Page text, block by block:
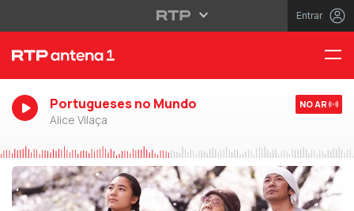
Entrar
Portugueses no Mundo
Alice Vilaça
NO AR